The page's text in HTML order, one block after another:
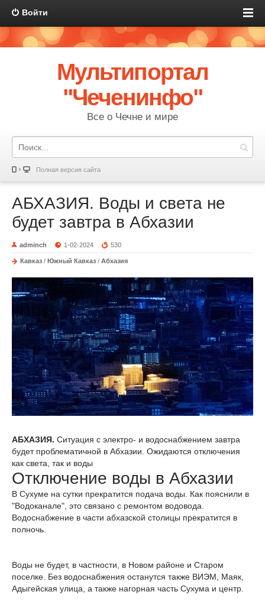
Войти
Мультипортал
"Чеченинфо"
Все о Чечне и мире
Полная версия сайта
АБХАЗИЯ. Воды и света не
будет завтра в Абхазии
adminch 1-02-2024 530
Кавказ / Южный Кавказ / Абхазия
АБХАЗИЯ. Ситуация с электро- и водоснабжением завтра
будет проблематичной в Абхазии. Ожидаются отключения
как света, так и воды
Отключение воды в Абхазии
В Сухуме на сутки прекратится подача воды. Как пояснили в
"Водоканале", это связано с ремонтом водовода.
Водоснабжение в части абхазской столицы прекратится в
полночь.
Воды не будет, в частности, в Новом районе и Старом
поселке. Без водоснабжения останутся также ВИЭМ, Маяк,
Адыгейская улица, а также нагорная часть Сухума и центр.